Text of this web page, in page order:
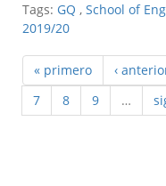
Tags: GQ , School of
2019/20
« primero ‹
7
8 9 …